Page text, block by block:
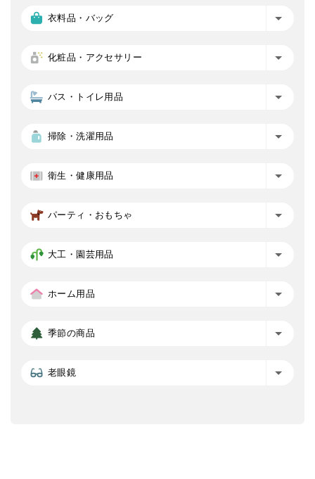
衣料品・バッグ
化粧品・アクセサリー
バス・トイレ用品
掃除・洗濯用品
衛生・健康用品
パーティ・おもちゃ
大工・園芸用品
ホーム用品
季節の商品
老眼鏡